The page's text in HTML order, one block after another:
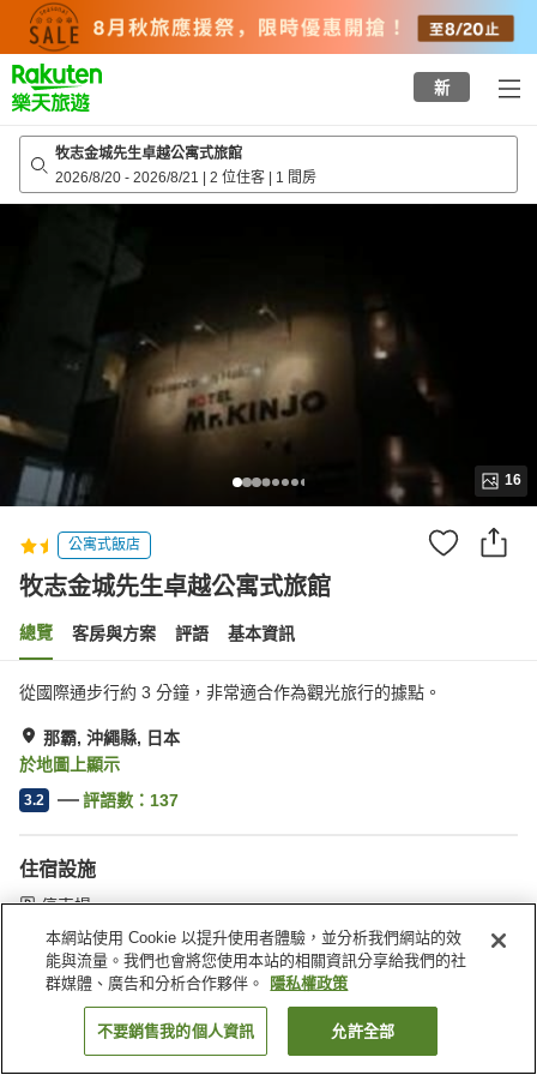
top
page
新
牧志金城先生卓越公寓式旅館
2026/8/20 - 2026/8/21 | 2 位住客 | 1 間房
16
公寓式飯店
牧志金城先生卓越公寓式旅館
總覽 客房與方案 評語 基本資訊
從國際通步行約 3 分鐘，非常適合作為觀光旅行的據點。
那霸, 沖繩縣, 日本
於地圖上顯示
3.2 評語數： 137
住宿設施
停車場
首頁 日本 沖繩縣 那霸 牧志金城先生卓越公寓式旅館
找客房
本網站使用 Cookie 以提升使用者體驗，並分析我們網站的效
能與流量。我們也會將您使用本站的相關資訊分享給我們的社
群媒體、廣告和分析合作夥伴。
隱私權政策
不要銷售我的個人資訊 允許全部